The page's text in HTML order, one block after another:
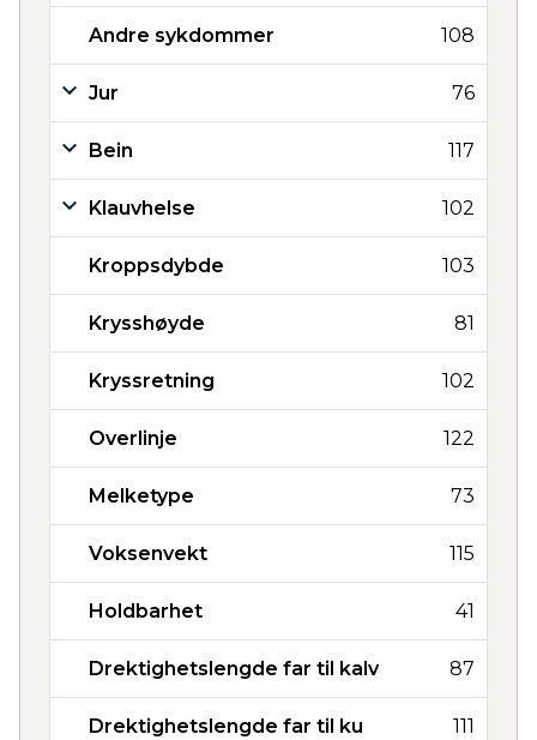
Andre sykdommer 108
Jur 76
Bein 117
Klauvhelse 102
Kroppsdybde 103
Krysshøyde 81
Kryssretning 102
Overlinje 122
Melketype 73
Voksenvekt 115
Holdbarhet 41
Drektighetslengde far til kalv 87
Drektighetslengde far til ku 111